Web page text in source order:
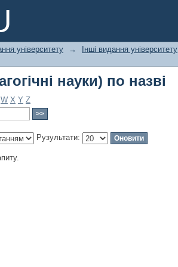
науки) по назві
університету → Інші видання університету
науки) по назві
W X Y Z
Рузультати: